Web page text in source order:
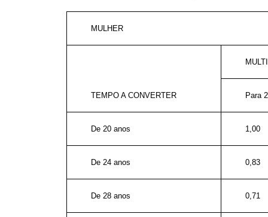
MULHER
TEMPO A CONVERTER Para
De 20 anos 1,00
De 24 anos 0,83
De 28 anos 0,71